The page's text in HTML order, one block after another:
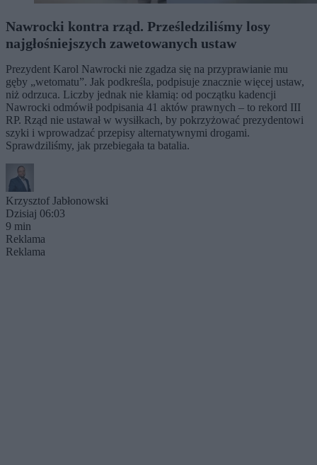
Nawrocki kontra rząd. Prześledziliśmy losy
najgłośniejszych zawetowanych ustaw
Prezydent Karol Nawrocki nie zgadza się na przyprawianie mu
gęby „wetomatu”. Jak podkreśla, podpisuje znacznie więcej ustaw,
niż odrzuca. Liczby jednak nie kłamią: od początku kadencji
Nawrocki odmówił podpisania 41 aktów prawnych – to rekord III
RP. Rząd nie ustawał w wysiłkach, by pokrzyżować prezydentowi
szyki i wprowadzać przepisy alternatywnymi drogami.
Sprawdziliśmy, jak przebiegała ta batalia.
Krzysztof Jabłonowski
Dzisiaj 06:03
9 min
Reklama
Reklama